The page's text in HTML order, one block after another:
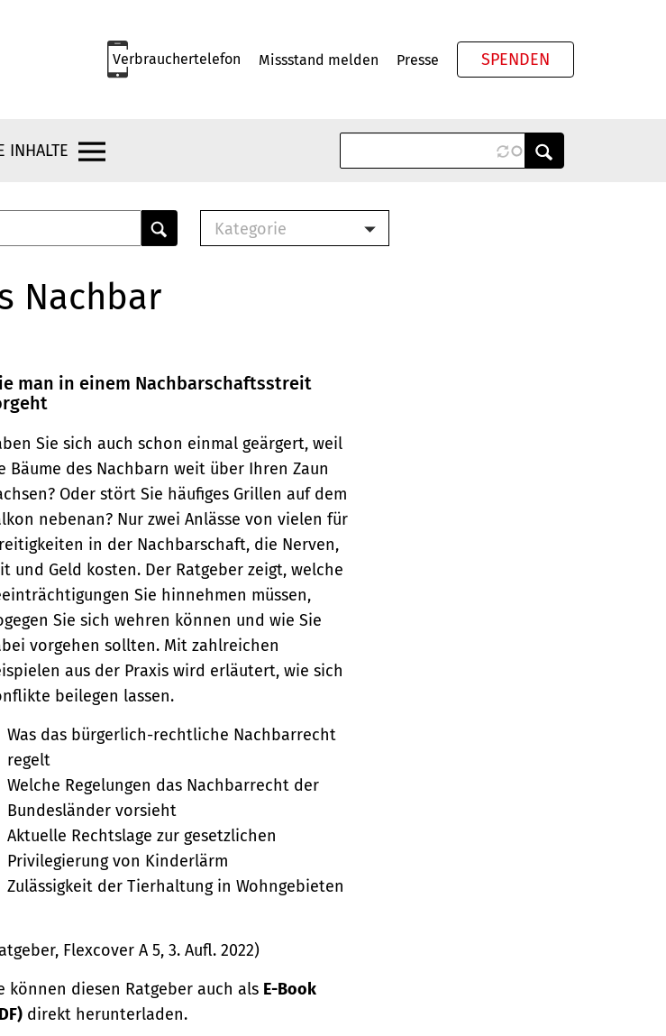
Verbrauchertelefon Missstand melden Presse SPENDEN
INHALTE
Kategorie
Buch
Nachbar
man in einem Nachbarschaftsstreit
Sie sich auch schon einmal geärgert, weil
Bäume des Nachbarn weit über Ihren Zaun
Oder stört Sie häufiges Grillen auf dem
nebenan? Nur zwei Anlässe von vielen für
in der Nachbarschaft, die Nerven,
und Geld kosten. Der Ratgeber zeigt, welche
Sie hin­nehmen müssen,
Sie sich wehren können und wie Sie
vorgehen sollten. Mit zahlreichen
aus der Praxis wird erläutert, wie sich
beilegen lassen.
Was das bürgerlich-rechtliche Nachbarrecht
regelt
Welche Regelungen das Nachbarrecht der
Bundesländer vorsieht
Aktuelle Rechtslage zur gesetzlichen
Privilegierung von Kinderlärm
Zulässigkeit der Tierhaltung in Wohngebieten
Flexcover A 5, 3. Aufl. 2022)
können diesen Ratgeber auch als E-Book
direkt herunterladen.